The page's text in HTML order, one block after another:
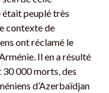
était peuplé très
contexte de
ont réclamé le
Il en a résulté
30 000 morts, des
d’Azerbaïdjan